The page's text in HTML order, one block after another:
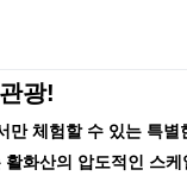
광!
만 체험할 수 있는 특별
화산의 압도적인 스